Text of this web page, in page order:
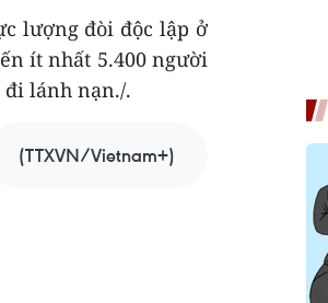
lượng đòi độc lập ở
ít nhất 5.400 người
lánh nạn./.
(TTXVN/Vietnam+)